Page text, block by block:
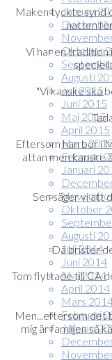
Januari
Oktober
Augusti
Juli 2015
Juni 2015
Maj 2015
April 2015
Mars
Februari
Januari
Oktober
Augusti
Juli 2014
Juni 2014
Maj 2014
April 2014
Mars
Februari
Januari
Maken tyckte synd
natten
Vi har en tradition
"Vi kanske ska
Eftersom han bor i
attan men kanske
Sen säger vi att
Då brister
Tom flyttade till CA
Men...eftersom det
mig är familjen så